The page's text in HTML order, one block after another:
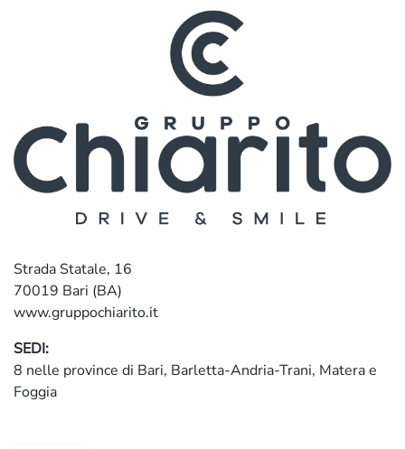
Strada Statale, 16
70019 Bari (BA)
www.gruppochiarito.it
SEDI:
8 nelle province di Bari, Barletta-Andria-Trani, Matera e
Foggia